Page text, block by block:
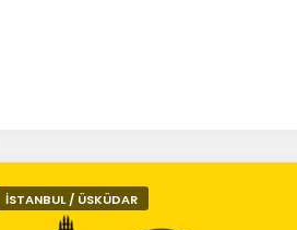
İSTANBUL / ÜSKÜDAR